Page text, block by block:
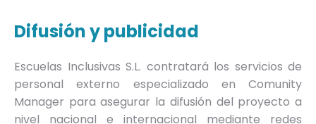
Difusión y publicidad
Escuelas Inclusivas S.L. contratará los servicios de
personal externo especializado en Comunity
Manager para asegurar la difusión del proyecto a
nivel nacional e internacional mediante redes